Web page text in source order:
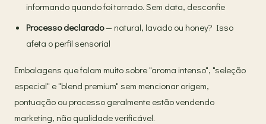
informando quando foi torrado. Sem data, desconfie
Processo declarado— natural, lavado ou honey? Isso
afeta o perfil sensorial
Embalagens que falam muito sobre "aroma intenso", "seleção
especial" e "blend premium" sem mencionar origem,
pontuação ou processo geralmente estão vendendo
marketing, não qualidade verificável.